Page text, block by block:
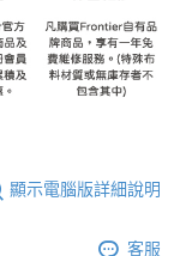
顯示電腦版詳細說明
客服